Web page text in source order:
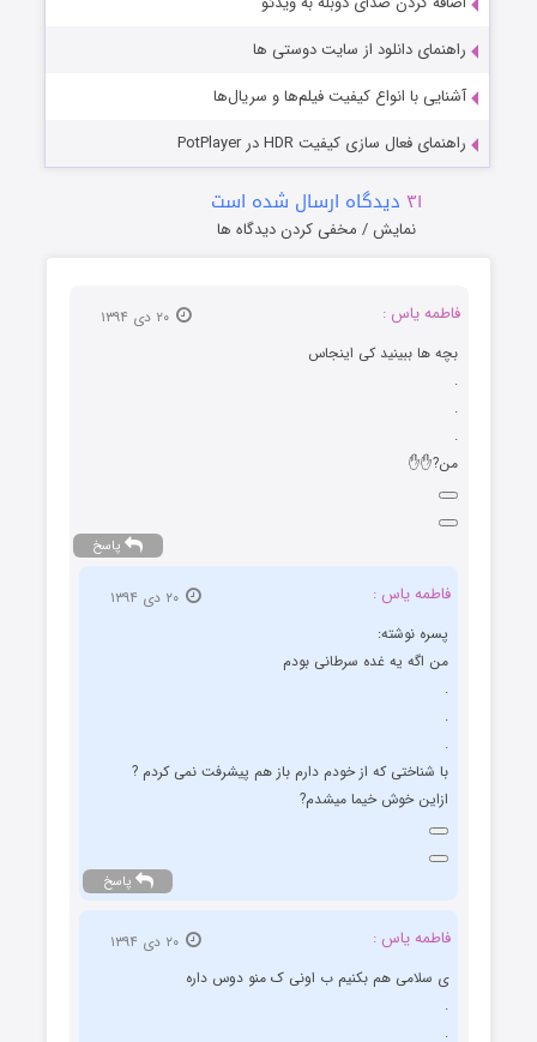
راهنمای دانلود از سایت دوستی ها
آشنایی با انواع کیفیت فیلم‌ها و سریال‌ها
راهنمای فعال سازی کیفیت HDR در PotPlayer
۳۱ دیدگاه ارسال شده است
نمایش / مخفی کردن دیدگاه ها
فاطمه یاس :
۲۰ دی ۱۳۹۴
بچه ها ببینید کی اینجاس
.
.
.
من?✋✋
پاسخ
فاطمه یاس :
۲۰ دی ۱۳۹۴
پسره نوشته:
من اگه یه غده سرطانی بودم
.
.
.
با شناختی که از خودم دارم باز هم پیشرفت نمی کردم ?
ازاین خوش خیما میشدم?
پاسخ
فاطمه یاس :
۲۰ دی ۱۳۹۴
ی سلامی هم بکنیم ب اونی ک منو دوس داره
.
.